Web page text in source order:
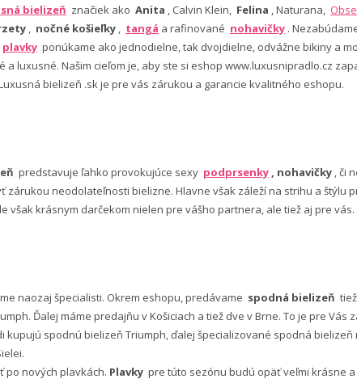
bielizeň značiek ako Anita , Calvin Klein, Felina , Naturana,
, nočné košieľky , tangá a rafinované nohavičky .
plavky ponúkame ako jednodielne, tak dvojdielne, odvážne bikiny a
luxusné. Našim cieľom je, aby ste si eshop www.luxusnipradlo.cz
bielizeň .sk je pre vás zárukou a garancie kvalitného eshopu.
predstavuje ľahko provokujúce sexy podprsenky , nohavičky , či
zárukou neodolateľnosti bielizne. Hlavne však záleží na strihu a
však krásnym darčekom nielen pre vášho partnera, ale tiež aj pre vás.
naozaj špecialisti. Okrem eshopu, predávame spodná bielizeň
Ďalej máme predajňu v Košiciach a tiež dve v Brne. To je pre
kupujú spodnú bielizeň Triumph, ďalej špecializované spodná
po nových plavkách. Plavky pre túto sezónu budú opäť veľmi krásne